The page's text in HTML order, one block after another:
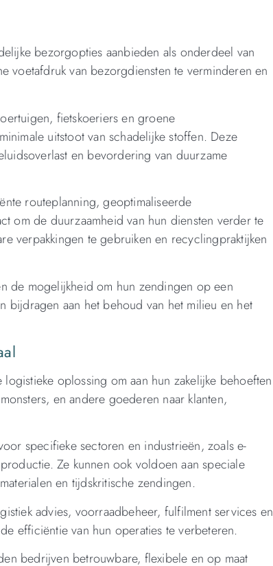
bezorgopties aanbieden als onderdeel van
voetafdruk van bezorgdiensten te verminderen en
fietskoeriers en groene
uitstoot van schadelijke stoffen. Deze
en bevordering van duurzame
routeplanning, geoptimaliseerde
om de duurzaamheid van hun diensten verder te
verpakkingen te gebruiken en recyclingpraktijken
de mogelijkheid om hun zendingen op een
bijdragen aan het behoud van het milieu en het
oplossing om aan hun zakelijke behoeften
en andere goederen naar klanten,
specifieke sectoren en industrieën, zoals e-
Ze kunnen ook voldoen aan speciale
en tijdskritische zendingen.
advies, voorraadbeheer, fulfilment services en
efficiëntie van hun operaties te verbeteren.
bedrijven betrouwbare, flexibele en op maat